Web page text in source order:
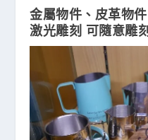
金屬物件、皮革物
激光雕刻 可隨意雕